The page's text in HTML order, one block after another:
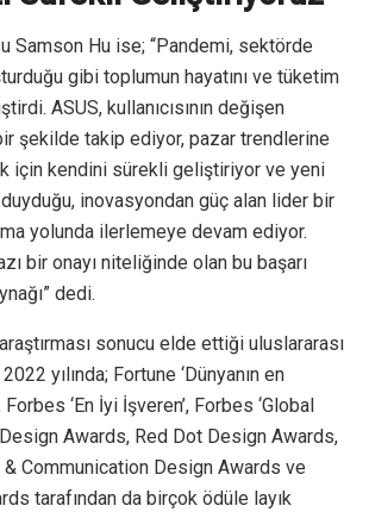
Samson Hu ise; “Pandemi, sektörde
gibi toplumun hayatını ve tüketim
ASUS, kullanıcısının değişen
şekilde takip ediyor, pazar trendlerine
için kendini sürekli geliştiriyor ve yeni
inovasyondan güç alan lider bir
yolunda ilerlemeye devam ediyor.
bir onayı niteliğinde olan bu başarı
dedi.
sonucu elde ettiği uluslararası
2022 yılında; Fortune ‘Dünyanın en
‘En İyi İşveren’, Forbes ‘Global
Awards, Red Dot Design Awards,
Communication Design Awards ve
tarafından da birçok ödüle layık